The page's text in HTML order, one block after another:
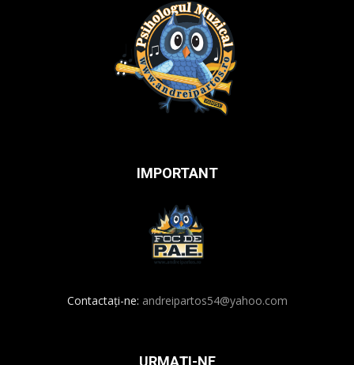
IMPORTANT
Contactați-ne: andreipartos54@yahoo.com
URMAȚI-NE